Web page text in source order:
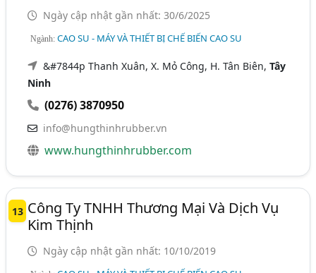
Ngày cập nhật gần nhất: 30/6/2025
Ngành:CAO SU - MÁY VÀ THIẾT BỊ CHẾ BIẾN CAO SU
&#7844p Thanh Xuân, X. Mỏ Công, H. Tân Biên,Tây
Ninh
(0276) 3870950
info@hungthinhrubber.vn
www.hungthinhrubber.com
13 Công Ty TNHH Thương Mại Và Dịch Vụ
Kim Thịnh
Ngày cập nhật gần nhất: 10/10/2019